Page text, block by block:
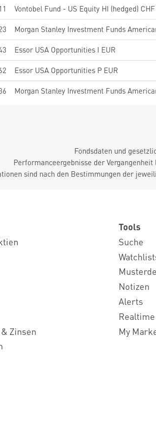
Vontobel Fund - US Equity HI (hedged) CHF
Morgan Stanley Investment Funds
Essor USA Opportunities I EUR
Essor USA Opportunities P EUR
Morgan Stanley Investment Funds
Fondsdaten und
Performanceergebnisse der
sind nach den Bestimmungen der
Zinsen
Tools
Suche
Notizen
Alerts
My